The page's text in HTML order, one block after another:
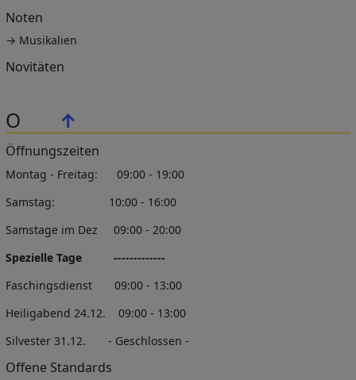
Noten
→ Musikalien
Novitäten
O ↑
Öffnungszeiten
Montag - Freitag: 09:00 - 19:00
Samstag: 10:00 - 16:00
Samstage im Dez 09:00 - 20:00
Spezielle Tage -------------
Faschingsdienst 09:00 - 13:00
Heiligabend 24.12. 09:00 - 13:00
Silvester 31.12. - Geschlossen -
Offene Standards